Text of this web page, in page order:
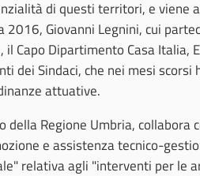
di questi territori, e viene
Giovanni Legnini, cui
Capo Dipartimento Casa Italia,
dei Sindaci, che nei mesi scorsi
attuative.
della Regione Umbria, collabora
e assistenza tecnico-
relativa agli "interventi per le